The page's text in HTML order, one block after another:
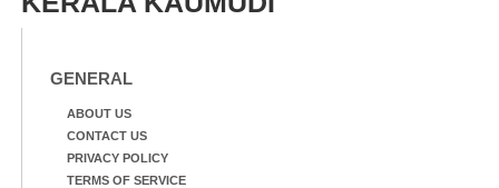
GENERAL
ABOUT US
CONTACT US
PRIVACY POLICY
TERMS OF SERVICE